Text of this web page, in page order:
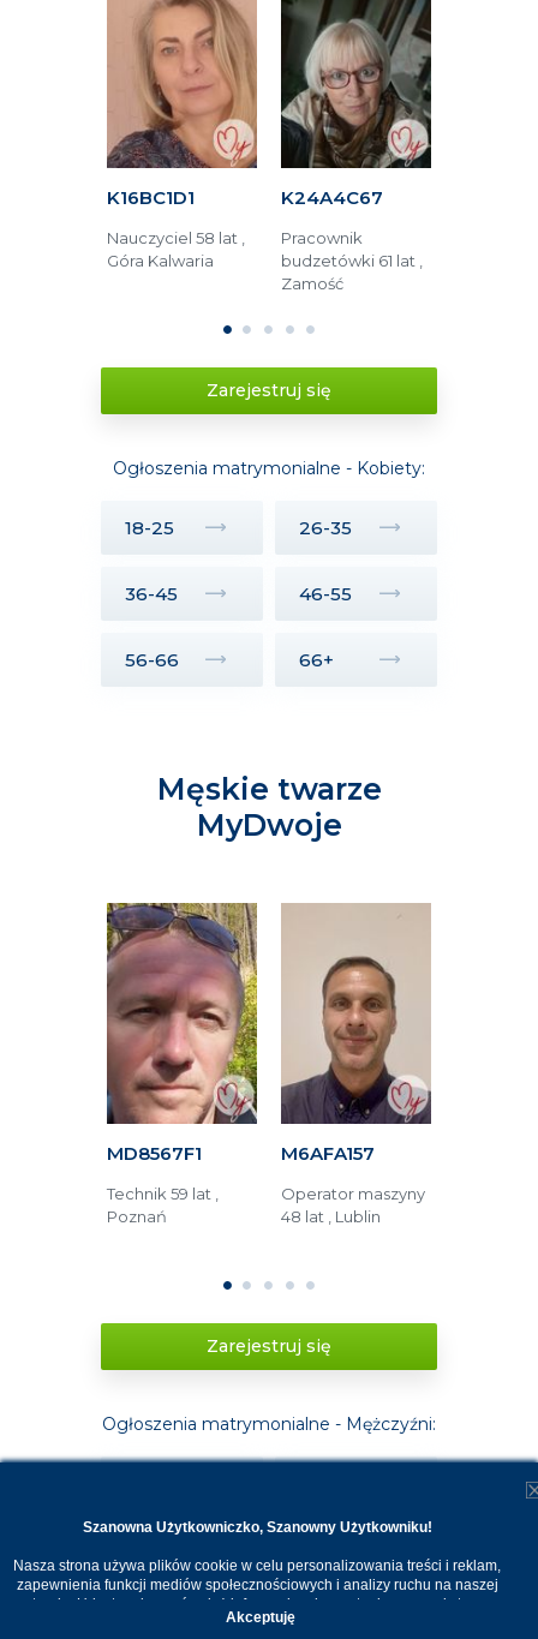
K16BC1D1
Nauczyciel 58 lat ,
Góra Kalwaria
K24A4C67
Pracownik
budzetówki 61 lat ,
Zamość
1 2 3 4 5
Zarejestruj się
Ogłoszenia matrymonialne - Kobiety:
18-25 26-35
36-45 46-55
56-66 66+
Męskie twarze
MyDwoje
MD8567F1
Technik 59 lat ,
Poznań
M6AFA157
Operator maszyny
48 lat , Lublin
1 2 3 4 5
Zarejestruj się
Ogłoszenia matrymonialne - Mężczyźni:
Szanowna Użytkowniczko, Szanowny Użytkowniku!
Nasza strona używa plików cookie w celu personalizowania treści i reklam,
zapewnienia funkcji mediów społecznościowych i analizy ruchu na naszej
stronie. Udostępniamy również informacje o korzystaniu z naszej strony
internetowej naszym zaufanym partnerom. Dzięki cookies możemy
Akceptuję